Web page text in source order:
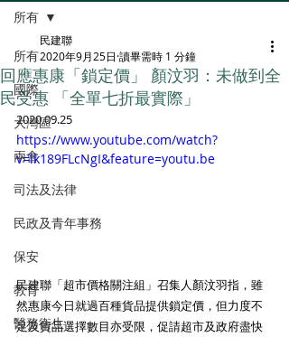
所有
國際
大灣區
兩會
司法及法律
民政及青年事務
保安
教育
醫務衛生
所有
回應惠康「鎖定價」 顏汶羽：未做到全
民受惠 「全單七折最實際」
民建聯
2020年9月25日 讀畢需時 1 分鐘
2020.09.25
https://www.youtube.com/watch?
v=lk189FLcNgI&feature=youtu.be
民建聯「超市價格關注組」召集人顏汶羽指，雖
然惠康今日就過百種貨品提供鎖定價，但力度不
足及貨品選擇數目亦受限，促請超市及政府盡快